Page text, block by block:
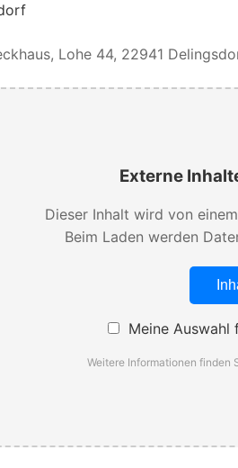
Lohe 44, 22941
Externe
Dieser Inhalt wird von
Beim Laden werden
Meine Auswahl
Weitere Informationen finden